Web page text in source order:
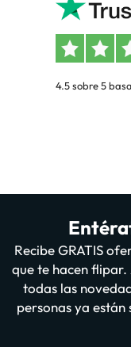
4.5 sobre 5
Recibe GRATIS
que te hacen
todas las
personas ya están